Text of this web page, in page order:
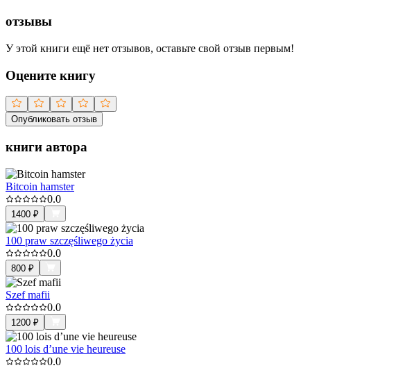
отзывы
У этой книги ещё нет отзывов, оставьте свой отзыв первым!
Оцените книгу
Опубликовать отзыв
книги автора
Bitcoin hamster
0.0
1400 ₽
100 praw szczęśliwego życia
0.0
800 ₽
Szef mafii
0.0
1200 ₽
100 lois d’une vie heureuse
0.0